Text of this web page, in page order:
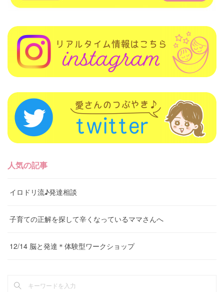
人気の記事
イロドリ流♪発達相談
子育ての正解を探して辛くなっているママさんへ
12/14 脳と発達＊体験型ワークショップ